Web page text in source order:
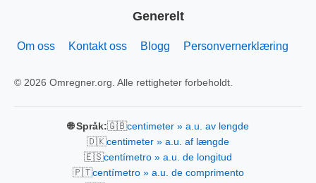
Generelt
Om oss Kontakt oss Blogg Personvernerklæring
© 2026 Omregner.org. Alle rettigheter forbeholdt.
🌐 Språk:🇬🇧centimeter » a.u. av lengde
🇩🇰centimeter » a.u. af længde
🇪🇸centímetro » a.u. de longitud
🇵🇹centímetro » a.u. de comprimento